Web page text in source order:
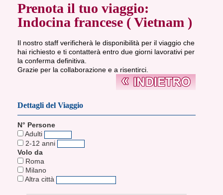
Prenota il tuo viaggio:
Indocina francese ( Vietnam )
Il nostro staff verificherà le disponibilità per il viaggio che
hai richiesto e ti contatterà entro due giorni lavorativi per
la conferma definitiva.
Grazie per la collaborazione e a risentirci.
Dettagli del Viaggio
N° Persone
Adulti
2-12 anni
Volo da
Roma
Milano
Altra città